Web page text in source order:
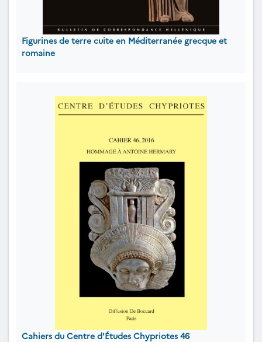
Figurines de terre cuite en Méditerranée grecque et
romaine
Cahiers du Centre d'Études Chypriotes 46